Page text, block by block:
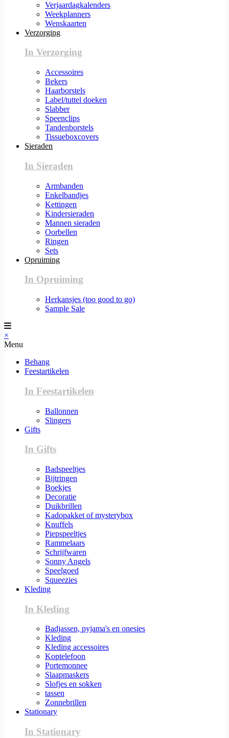
Verjaardagkalenders
Weekplanners
Wenskaarten
Verzorging
In Verzorging
Accessoires
Bekers
Haarborstels
Label/tuttel doeken
Slabber
Speenclips
Tandenborstels
Tissueboxcovers
Sieraden
In Sieraden
Armbanden
Enkelbandjes
Kettingen
Kindersieraden
Mannen sieraden
Oorbellen
Ringen
Sets
Opruiming
In Opruiming
Herkansjes (too good to go)
Sample Sale
×
Menu
Behang
Feestartikelen
In Feestartikelen
Ballonnen
Slingers
Gifts
In Gifts
Badspeeltjes
Bijtringen
Boekjes
Decoratie
Duikbrillen
Kadopakket of mysterybox
Knuffels
Piepspeeltjes
Rammelaars
Schrijfwaren
Sonny Angels
Speelgoed
Squeezies
Kleding
In Kleding
Badjassen, pyjama's en onesies
Kleding
Kleding accessoires
Koptelefoon
Portemonnee
Slaapmaskers
Slofjes en sokken
tassen
Zonnebrillen
Stationary
In Stationary